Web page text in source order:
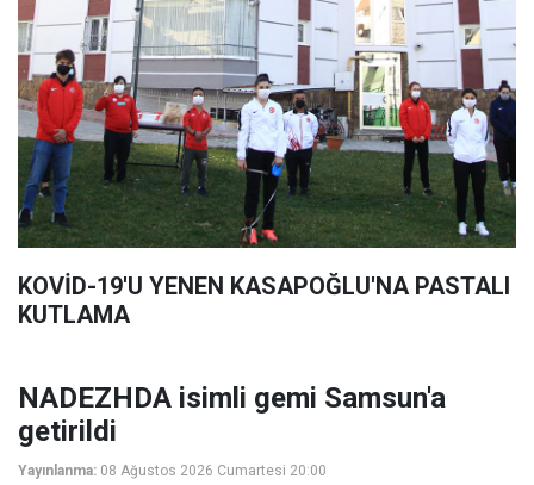
KOVİD-19'U YENEN KASAPOĞLU'NA PASTALI
KUTLAMA
NADEZHDA isimli gemi Samsun'a
getirildi
Yayınlanma: 08 Ağustos 2026 Cumartesi 20:00